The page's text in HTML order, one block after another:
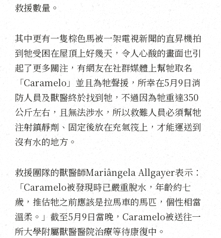
救援數量。
其中更有一隻棕色馬被一架電視新聞的直昇機拍
到牠受困在屋頂上好幾天，令人心酸的畫面也引
起了更多關注，有網友在社群媒體上幫牠取名
「Caramelo」並且為牠聲援，所幸在5月9日消
防人員及獸醫終於找到牠，不過因為牠重達350
公斤左右，且無法涉水，所以救難人員必須幫牠
注射鎮靜劑、固定後放在充氣筏上，才能運送到
沒有水的地方。
救援團隊的獸醫師Mariângela Allgayer表示：
「Caramelo被發現時已嚴重脫水，年齡約七
歲，推估牠之前應該是拉馬車的馬匹，個性相當
溫柔。」截至5月9日當晚，Caramelo被送往一
所大學附屬獸醫醫院治療等待康復中。